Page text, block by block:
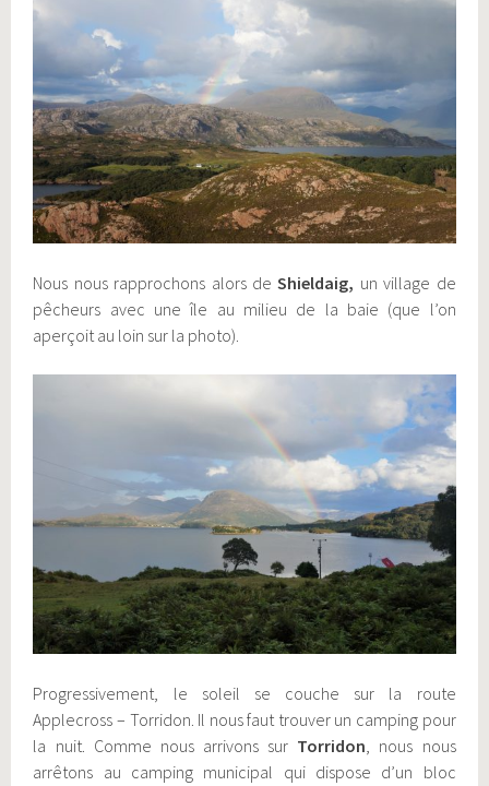
Nous nous rapprochons alors deShieldaig, un village de
pêcheurs avec une île au milieu de la baie (que l’on
aperçoit au loin sur la photo).
Progressivement, le soleil se couche sur la route
Applecross – Torridon. Il nous faut trouver un camping pour
la nuit. Comme nous arrivons sur Torridon, nous nous
arrêtons au camping municipal qui dispose d’un bloc